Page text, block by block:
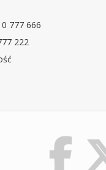
777 666
222